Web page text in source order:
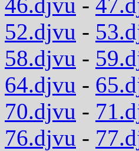
52.djvu -
58.djvu -
64.djvu -
70.djvu -
76.djvu -